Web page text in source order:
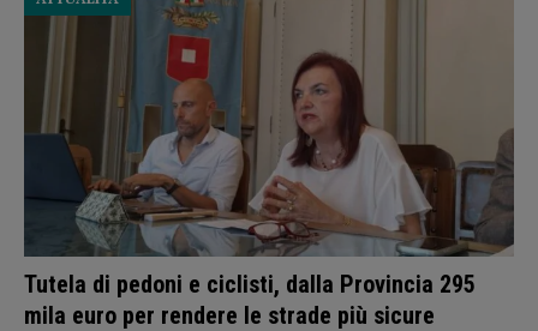
Tutela di pedoni e ciclisti, dalla Provincia 295
mila euro per rendere le strade più sicure